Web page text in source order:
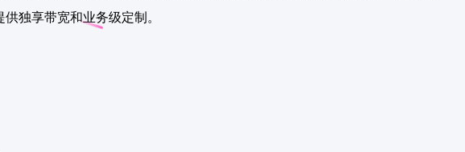
独享带宽和业务级定制。